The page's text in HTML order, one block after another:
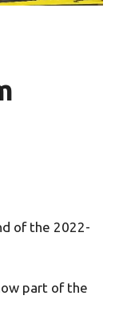
of the 2022-
part of the